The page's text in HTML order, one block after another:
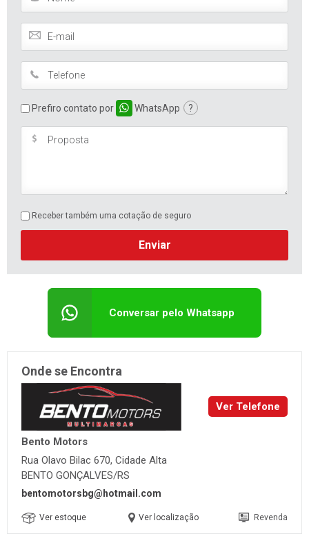
Prefiro contato por WhatsApp ?
Receber também uma cotação de seguro
Enviar
Conversar pelo Whatsapp
Onde se Encontra
Ver Telefone
Bento Motors
Rua Olavo Bilac 670, Cidade Alta
BENTO GONÇALVES/RS
bentomotorsbg@hotmail.com
Ver estoque Ver localização Revenda